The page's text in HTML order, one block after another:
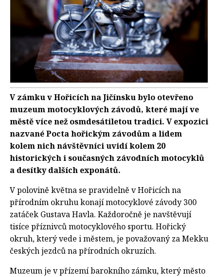
V zámku v Hořicích na Jičínsku bylo otevřeno
muzeum motocyklových závodů, které mají ve
městě více než osmdesátiletou tradici. V expozici
nazvané Pocta hořickým závodům a lidem
kolem nich návštěvníci uvidí kolem 20
historických i současných závodních motocyklů
a desítky dalších exponátů.
V polovině května se pravidelně v Hořicích na
přírodním okruhu konají motocyklové závody 300
zatáček Gustava Havla. Každoročně je navštěvují
tisíce příznivců motocyklového sportu. Hořický
okruh, který vede i městem, je považovaný za Mekku
českých jezdců na přírodních okruzích.
Muzeum je v přízemí barokního zámku, který město